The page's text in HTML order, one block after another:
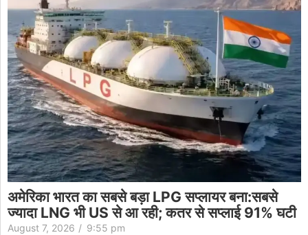
अमेरिका भारत का सबसे बड़ा LPG सप्लायर बना:सबसे
ज्यादा LNG भी US से आ रही; कतर से सप्लाई 91% घटी
August 7, 2026 / 9:55 pm